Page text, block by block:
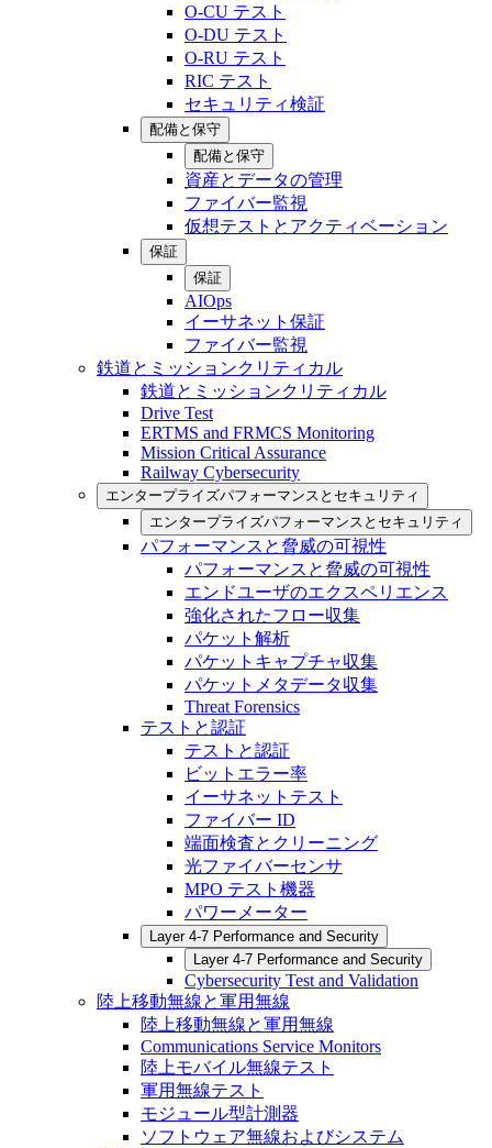
O-CU テスト
O-DU テスト
O-RU テスト
RIC テスト
セキュリティ検証
配備と保守
配備と保守
資産とデータの管理
ファイバー監視
仮想テストとアクティベーション
保証
保証
AIOps
イーサネット保証
ファイバー監視
鉄道とミッションクリティカル
鉄道とミッションクリティカル
Drive Test
ERTMS and FRMCS Monitoring
Mission Critical Assurance
Railway Cybersecurity
エンタープライズパフォーマンスとセキュリティ
エンタープライズパフォーマンスとセキュリティ
パフォーマンスと脅威の可視性
パフォーマンスと脅威の可視性
エンドユーザのエクスペリエンス
強化されたフロー収集
パケット解析
パケットキャプチャ収集
パケットメタデータ収集
Threat Forensics
テストと認証
テストと認証
ビットエラー率
イーサネットテスト
ファイバー ID
端面検査とクリーニング
光ファイバーセンサ
MPO テスト機器
パワーメーター
Layer 4-7 Performance and Security
Layer 4-7 Performance and Security
Cybersecurity Test and Validation
陸上移動無線と軍用無線
陸上移動無線と軍用無線
Communications Service Monitors
陸上モバイル無線テスト
軍用無線テスト
モジュール型計測器
ソフトウェア無線およびシステム